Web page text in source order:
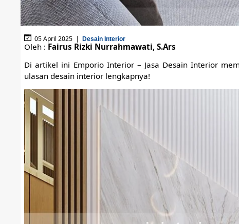
05 April 2025 |Desain Interior
Oleh : Fairus Rizki Nurrahmawati, S.Ars
Di artikel ini Emporio Interior – Jasa Desain Interior
ulasan desain interior lengkapnya!